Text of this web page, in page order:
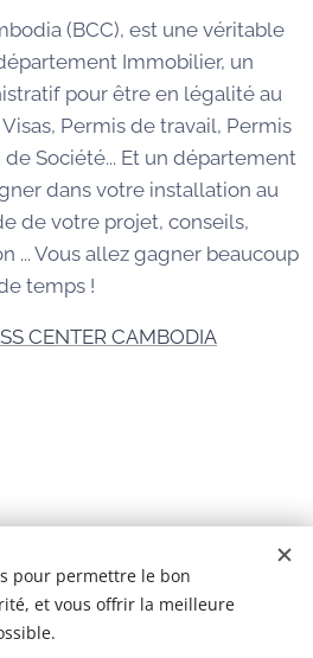
(BCC), est une véritable
Immobilier, un
pour être en légalité au
Permis de travail, Permis
Société... Et un département
dans votre installation au
de votre projet, conseils,
... Vous allez gagner beaucoup
temps !
CENTER CAMBODIA
droits réservés
Co,Ltd Cookies
pour permettre le bon
et vous offrir la meilleure